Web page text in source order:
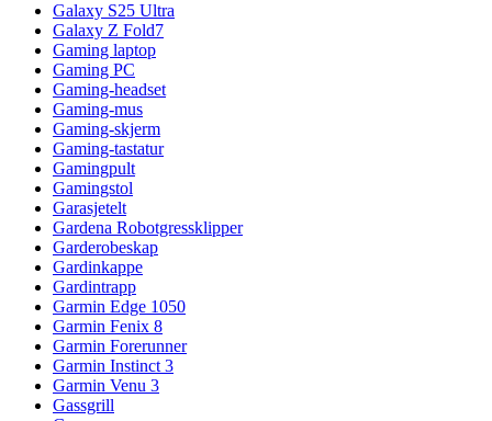
Galaxy S25 Ultra
Galaxy Z Fold7
Gaming laptop
Gaming PC
Gaming-headset
Gaming-mus
Gaming-skjerm
Gaming-tastatur
Gamingpult
Gamingstol
Garasjetelt
Gardena Robotgressklipper
Garderobeskap
Gardinkappe
Gardintrapp
Garmin Edge 1050
Garmin Fenix 8
Garmin Forerunner
Garmin Instinct 3
Garmin Venu 3
Gassgrill